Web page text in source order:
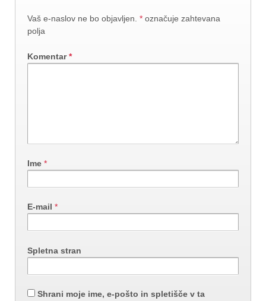
Vaš e-naslov ne bo objavljen. * označuje zahtevana
polja
Komentar*
Ime *
E-mail *
Spletna stran
Shrani moje ime, e-pošto in spletišče v ta